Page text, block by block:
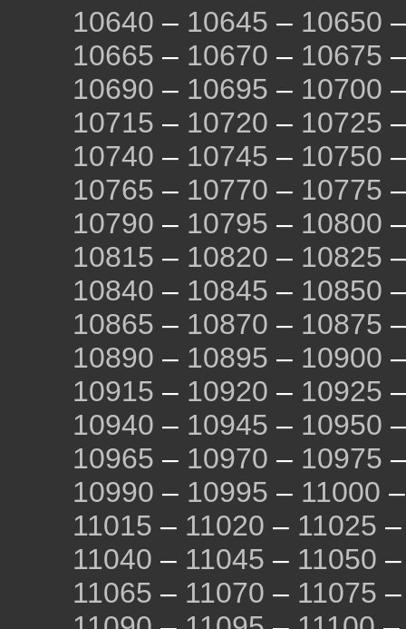
10640 – 10645 – 10650
10665 – 10670 – 10675
10690 – 10695 – 10700
10715 – 10720 – 10725
10740 – 10745 – 10750
10765 – 10770 – 10775
10790 – 10795 – 10800
10815 – 10820 – 10825
10840 – 10845 – 10850
10865 – 10870 – 10875
10890 – 10895 – 10900
10915 – 10920 – 10925
10940 – 10945 – 10950
10965 – 10970 – 10975
10990 – 10995 – 11000
11015 – 11020 – 11025
11040 – 11045 – 11050
11065 – 11070 – 11075